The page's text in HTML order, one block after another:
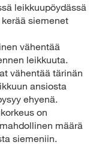
leikkuupöydässä
siemenet
vähentää
leikkuuta.
vähentää tärinän
ansiosta
ehyenä.
on
määrä
siemeniin.